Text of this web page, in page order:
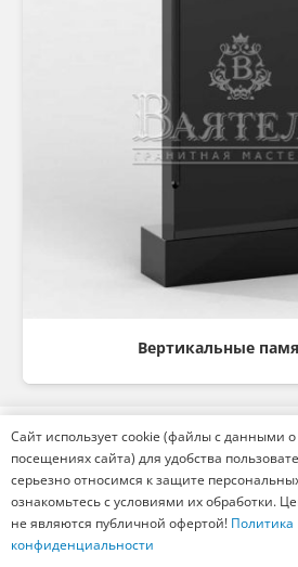
Вертикальные
Остались вопросы? Хотите
Сайт использует cookie (файлы с данными
посещениях сайта) для удобства
серьезно относимся к защите
ознакомьтесь с условиями их обработки.
не являются публичной офертой! Политика
конфиденциальности